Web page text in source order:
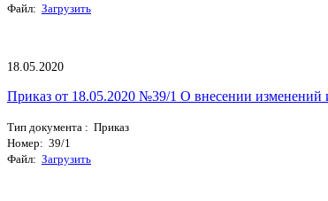
Файл: Загрузить
18.05.2020
Приказ от 18.05.2020 №39/1 О внесении изменений
Тип документа : Приказ
Номер: 39/1
Файл: Загрузить